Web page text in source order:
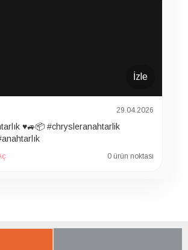
İzle
29.04.2026
#chrysleranahtarlik
0 ürün noktası